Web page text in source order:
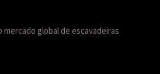
mercado global de escavadeiras